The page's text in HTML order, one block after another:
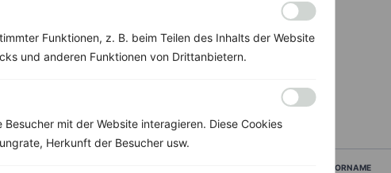
Funktionen, z. B. beim Teilen des Inhalts der Website
und anderen Funktionen von Drittanbietern.
mit der Website interagieren. Diese Cookies
Herkunft der Besucher usw.
VORNAME